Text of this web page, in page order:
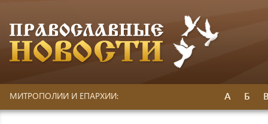
МИТРОПОЛИИ И ЕПАРХИИ: А Б